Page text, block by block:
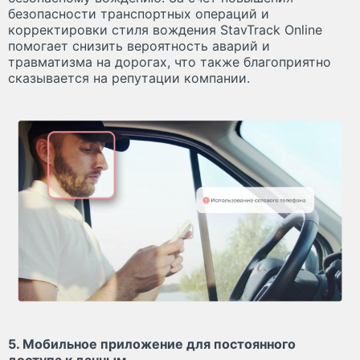
безопасности транспортных операций и
корректировки стиля вождения StavTrack Online
помогает снизить вероятность аварий и
травматизма на дорогах, что также благоприятно
сказывается на репутации компании.
5. Мобильное приложение для постоянного